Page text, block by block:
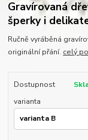
Gravírovaná
šperky i
Ručně vyráběná
originální přání. celý
Dostupnost
varianta